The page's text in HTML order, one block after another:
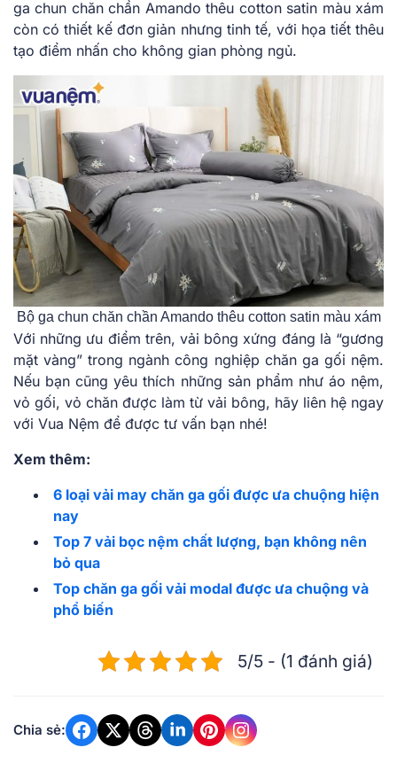
ga chun chăn chần Amando thêu cotton satin màu xám
còn có thiết kế đơn giản nhưng tinh tế, với họa tiết thêu
tạo điểm nhấn cho không gian phòng ngủ.
Bộ ga chun chăn chần Amando thêu cotton satin màu xám
Với những ưu điểm trên, vải bông xứng đáng là “gương
mặt vàng” trong ngành công nghiệp chăn ga gối nệm.
Nếu bạn cũng yêu thích những sản phẩm như áo nệm,
vỏ gối, vỏ chăn được làm từ vải bông, hãy liên hệ ngay
với Vua Nệm để được tư vấn bạn nhé!
Xem thêm:
6 loại vải may chăn ga gối được ưa chuộng hiện
nay
Top 7 vải bọc nệm chất lượng, bạn không nên
bỏ qua
Top chăn ga gối vải modal được ưa chuộng và
phổ biến
5/5 - (1 đánh giá)
Chia sẻ: